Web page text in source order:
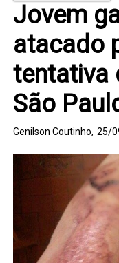
Jovem
atacado
tentativa
São
Genilson Coutinho, 25/